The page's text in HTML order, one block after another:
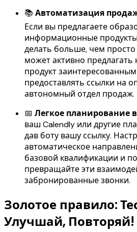
📚Автоматизация
Если вы предлагаете
информационные
делать больше, чем
может активно
продукт
предоставлять ссылки на
автономный отдел продаж.
📅 Легкое планирование
ваш Calendly или другие
дав боту вашу ссылку.
автоматическое
базовой квалификации и
превращайте эти
забронированные звонки.
Золотое правило:
Улучшай, Повторяй!